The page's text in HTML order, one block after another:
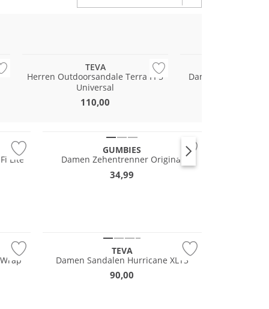
TEVA
Herren Outdoorsandale Terra FI 5
Universal
110,00
Damen
Lite
GUMBIES
Damen Zehentrenner Original
34,99
TEVA
Damen Sandalen Hurricane XLT3
90,00